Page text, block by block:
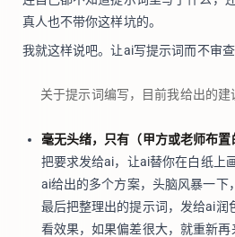
真人也不带你这样坑的。
我就这样说吧。让ai写提示词而不审查
关于提示词编写，目前我给出的建
毫无头绪，只有（甲方或老师布置
把要求发给ai，让ai替你在白纸上
ai给出的多个方案，头脑风暴一下
最后把整理出的提示词，发给ai润
看效果，如果偏差很大，就重新再